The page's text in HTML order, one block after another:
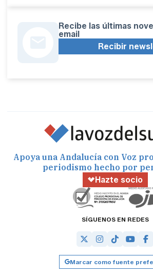
Recibe las últimas
email
Recibir
Apoya una Andalucía con Voz
periodismo hecho por
Hazte socio
SÍGUENOS EN REDES
Marcar como fuente